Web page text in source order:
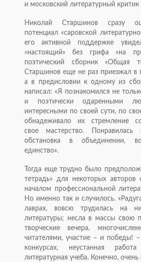
и московский литературный критик
Николай Старшинов сразу
потенциал «саровской
его активной поддержке
«настоящий» без грифа «на
поэтический сборник «Общая
Старшинов еще не раз приезжал в
а в предисловии к одному из
написал: «Я познакомился не
и поэтически одаренными
интересными по своей сути, по
обнадеживало их стремление
свое мастерство. Понравилась
обстановка в объединении,
единство».
Тогда еще трудно было
тетрадь» для некоторых авторов
началом профессиональной
Но именно так и случилось.
лаврах, вовсю трудилась на
литературы; несла в массы свою
творческие вечера,
читателями, участие – и победы!
конкурсах, неустанная
литературная учеба. Конечно,